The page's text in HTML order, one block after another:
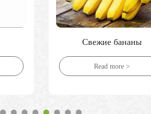
Свежие бананы
Read more >